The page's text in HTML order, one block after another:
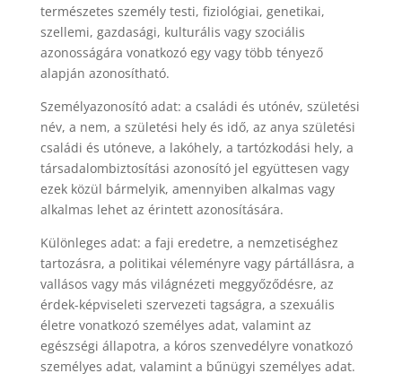
természetes személy testi, fiziológiai, genetikai,
szellemi, gazdasági, kulturális vagy szociális
azonosságára vonatkozó egy vagy több tényező
alapján azonosítható.
Személyazonosító adat: a családi és utónév, születési
név, a nem, a születési hely és idő, az anya születési
családi és utóneve, a lakóhely, a tartózkodási hely, a
társadalombiztosítási azonosító jel együttesen vagy
ezek közül bármelyik, amennyiben alkalmas vagy
alkalmas lehet az érintett azonosítására.
Különleges adat: a faji eredetre, a nemzetiséghez
tartozásra, a politikai véleményre vagy pártállásra, a
vallásos vagy más világnézeti meggyőződésre, az
érdek-képviseleti szervezeti tagságra, a szexuális
életre vonatkozó személyes adat, valamint az
egészségi állapotra, a kóros szenvedélyre vonatkozó
személyes adat, valamint a bűnügyi személyes adat.